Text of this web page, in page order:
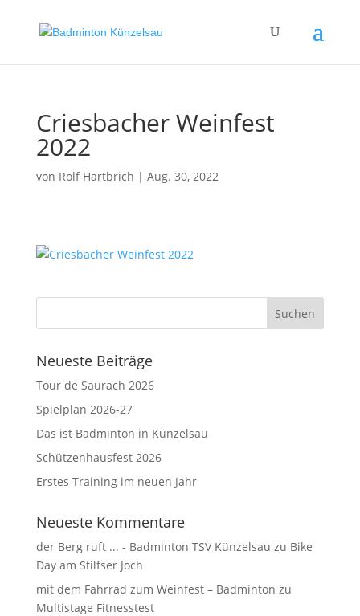
Criesbacher Weinfest
2022
von Rolf Hartbrich | Aug. 30, 2022
Neueste Beiträge
Tour de Saurach 2026
Spielplan 2026-27
Das ist Badminton in Künzelsau
Schützenhausfest 2026
Erstes Training im neuen Jahr
Neueste Kommentare
der Berg ruft ... - Badminton TSV Künzelsau zu Bike
Day am Stilfser Joch
mit dem Fahrrad zum Weinfest – Badminton zu
Multistage Fitnesstest